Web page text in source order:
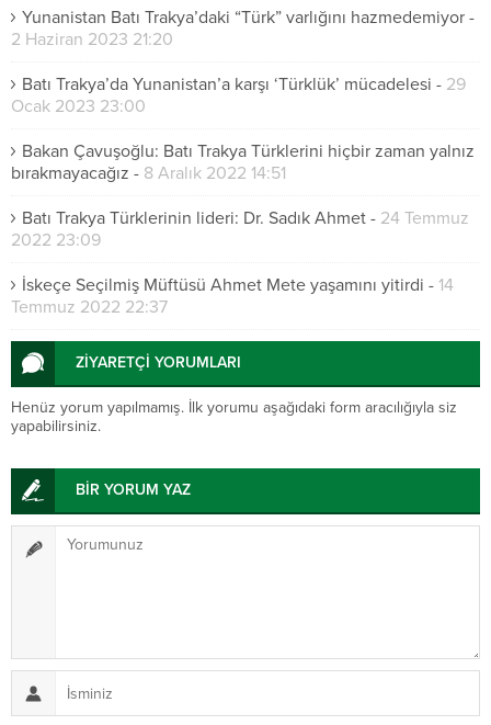
Yunanistan Batı Trakya’daki “Türk” varlığını hazmedemiyor -
2 Haziran 2023 21:20
Batı Trakya’da Yunanistan’a karşı ‘Türklük’ mücadelesi - 29
Ocak 2023 23:00
Bakan Çavuşoğlu: Batı Trakya Türklerini hiçbir zaman yalnız
bırakmayacağız - 8 Aralık 2022 14:51
Batı Trakya Türklerinin lideri: Dr. Sadık Ahmet - 24 Temmuz
2022 23:09
İskeçe Seçilmiş Müftüsü Ahmet Mete yaşamını yitirdi - 14
Temmuz 2022 22:37
ZİYARETÇİ YORUMLARI
Henüz yorum yapılmamış. İlk yorumu aşağıdaki form aracılığıyla siz
yapabilirsiniz.
BİR YORUM YAZ